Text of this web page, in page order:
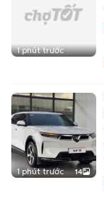
1 phút trước
1 phút trước 14